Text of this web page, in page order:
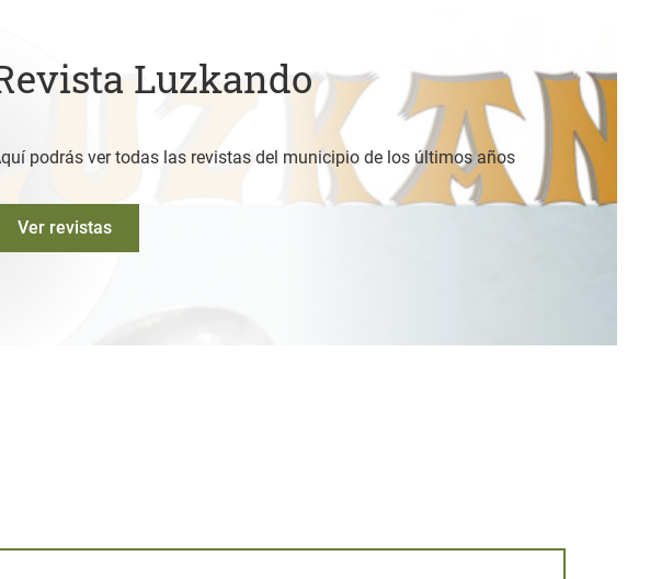
Luzkando
podrás ver todas las revistas del municipio de los últimos años
Ver revistas